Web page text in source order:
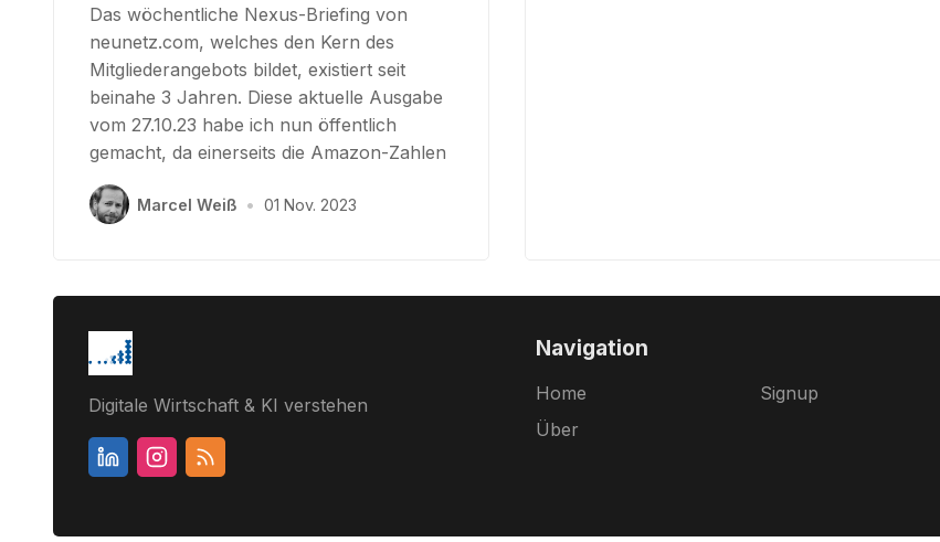
Das wöchentliche Nexus-Briefing von
neunetz.com, welches den Kern des
Mitgliederangebots bildet, existiert seit
beinahe 3 Jahren. Diese aktuelle Ausgabe
vom 27.10.23 habe ich nun öffentlich
gemacht, da einerseits die Amazon-Zahlen
Marcel Weiß • 01 Nov. 2023
Digitale Wirtschaft & KI verstehen
Navigation
Home
Über
Signup